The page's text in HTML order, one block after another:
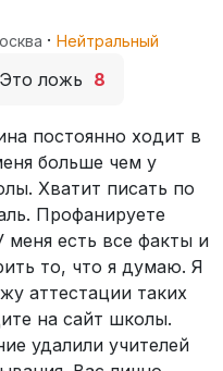
· Нейтральный
Это ложь 8
постоянно ходит в
больше чем у
Хватит писать по
Профанируете
меня есть все факты и
то, что я думаю. Я
аттестации таких
на сайт школы.
удалили учителей